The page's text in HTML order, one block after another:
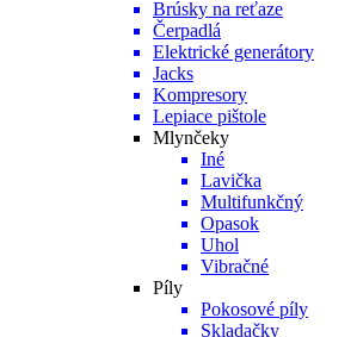
Brúsky na reťaze
Čerpadlá
Elektrické generátory
Jacks
Kompresory
Lepiace pištole
Mlynčeky
Iné
Lavička
Multifunkčný
Opasok
Uhol
Vibračné
Píly
Pokosové píly
Skladačky